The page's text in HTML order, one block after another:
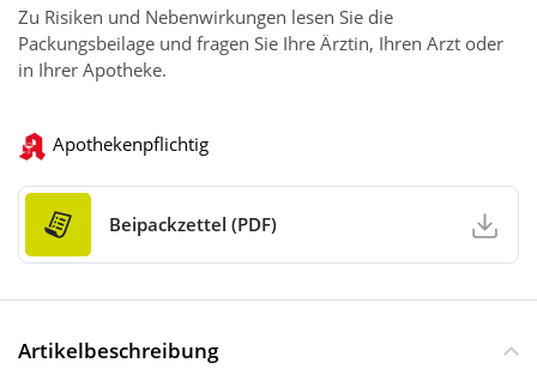
Zu Risiken und Nebenwirkungen lesen Sie die
Packungsbeilage und fragen Sie Ihre Ärztin, Ihren Arzt oder
in Ihrer Apotheke.
Apothekenpflichtig
Beipackzettel (PDF)
Artikelbeschreibung